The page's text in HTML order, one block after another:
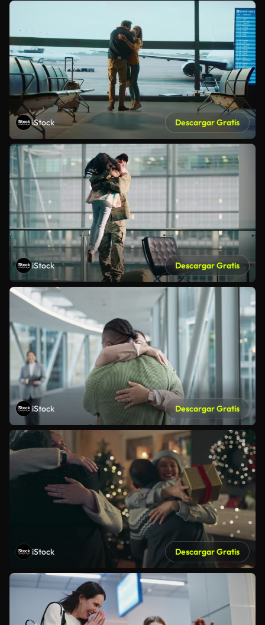
iStock Descargar Gratis
iStock Descargar Gratis
iStock Descargar Gratis
iStock Descargar Gratis